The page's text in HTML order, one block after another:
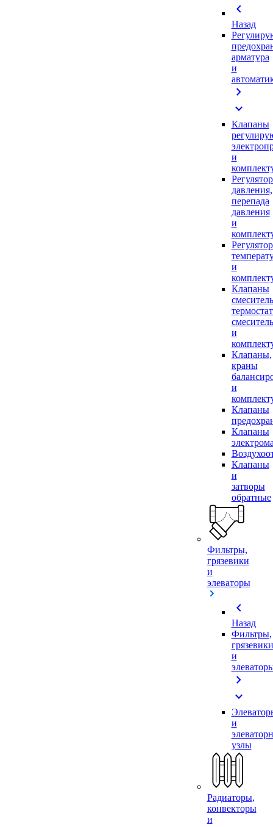
chevron_left
Назад
арматура
и
chevron_right
expand_more
Клапаны
и
давления,
перепада
давления
и
и
Клапаны
и
Клапаны,
краны
и
Клапаны
Клапаны
Клапаны
и
затворы
обратные
Фильтры,
грязевики
и
элеваторы
chevron_left
Назад
Фильтры,
грязевики
и
chevron_right
expand_more
и
узлы
Радиаторы,
конвекторы
и